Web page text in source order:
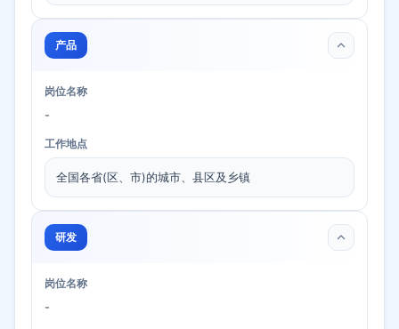
产品
岗位名称
-
工作地点
全国各省(区、市)的城市、县区及乡镇
研发
岗位名称
-